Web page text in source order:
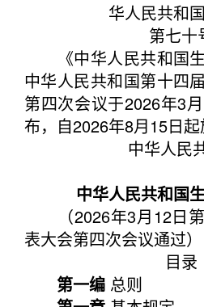
华人民共和
第七十
《中华人民共和国生
中华人民共和国第十四
第四次会议于2026年3
布，自2026年8月15日起
中华人民
中华人民共和国
（2026年3月12日第
表大会第四次会议通过）
目录
第一编 总则